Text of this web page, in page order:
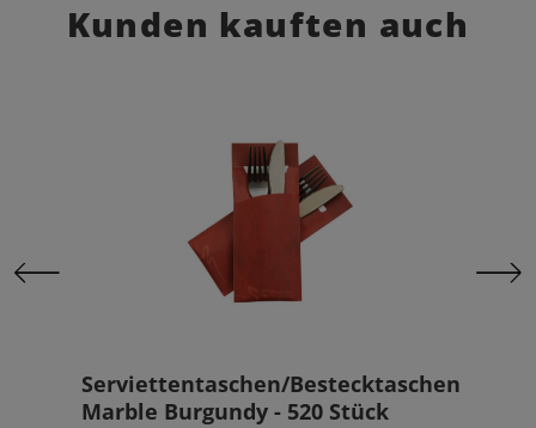
Kunden kauften auch
Serviettentaschen/Bestecktaschen
Marble Burgundy - 520 Stück